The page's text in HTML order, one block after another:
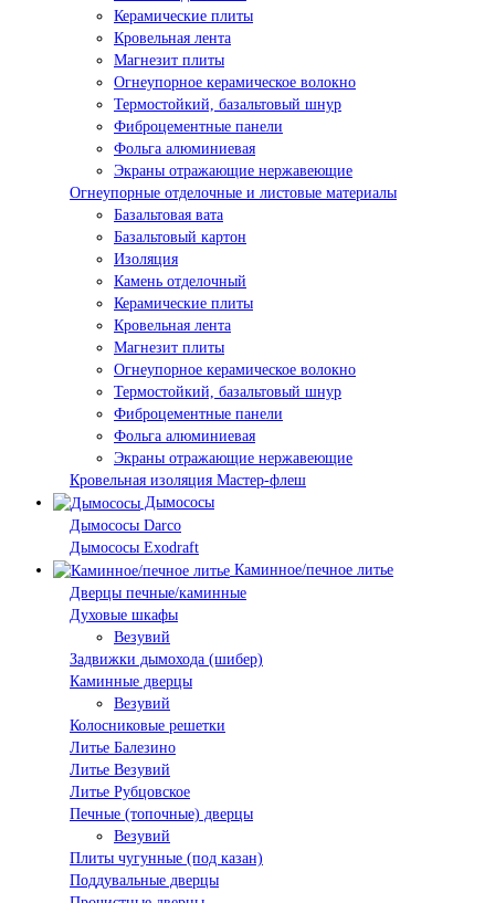
Керамические плиты
Кровельная лента
Магнезит плиты
Огнеупорное керамическое волокно
Термостойкий, базальтовый шнур
Фиброцементные панели
Фольга алюминиевая
Экраны отражающие нержавеющие
Огнеупорные отделочные и листовые материалы
Базальтовая вата
Базальтовый картон
Изоляция
Камень отделочный
Керамические плиты
Кровельная лента
Магнезит плиты
Огнеупорное керамическое волокно
Термостойкий, базальтовый шнур
Фиброцементные панели
Фольга алюминиевая
Экраны отражающие нержавеющие
Кровельная изоляция Мастер-флеш
Дымососы
Дымососы Darco
Дымососы Exodraft
Каминное/печное литье
Дверцы печные/каминные
Духовые шкафы
Везувий
Задвижки дымохода (шибер)
Каминные дверцы
Везувий
Колосниковые решетки
Литье Балезино
Литье Везувий
Литье Рубцовское
Печные (топочные) дверцы
Везувий
Плиты чугунные (под казан)
Поддувальные дверцы